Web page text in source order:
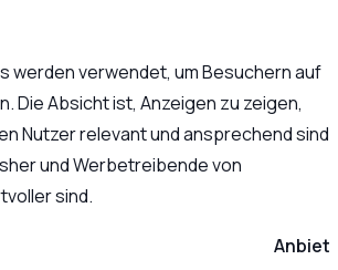
werden verwendet, um Besuchern auf
Die Absicht ist, Anzeigen zu zeigen,
Nutzer relevant und ansprechend sind
und Werbetreibende von
sind.